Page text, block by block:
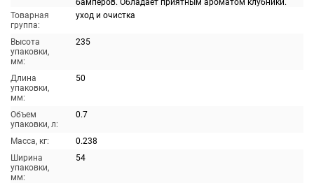
бамперов. Обладает приятным ароматом клубники.
Товарная
группа:
уход и очистка
Высота
упаковки,
мм:
235
Длина
упаковки,
мм:
50
Объем
упаковки, л:
0.7
Масса, кг:
0.238
Ширина
упаковки,
мм:
54